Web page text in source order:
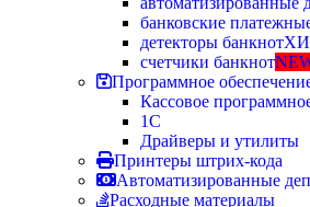
банковские
детекторы банкнот
счетчики банкнот
Программное
Кассовое
1С
Драйверы и утилиты
Принтеры штрих-кода
Автоматизированные
Расходные материалы